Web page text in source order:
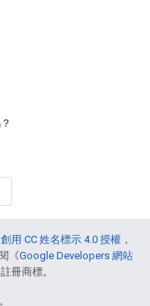
創用 CC 姓名標示 4.0 授權 ，
《Google Developers 網站
冊商標。